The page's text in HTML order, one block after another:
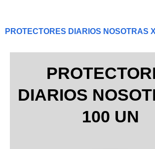
PROTECTORES DIARIOS NOSOTRAS
DIARIOS
100 UN